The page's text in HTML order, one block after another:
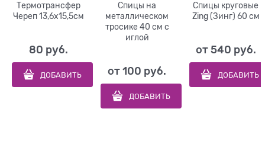
Термотрансфер
Череп 13,6х15,5см
80 руб.
ДОБАВИТЬ
Спицы на
металлическом
тросике 40 см с
иглой
от100 руб.
ДОБАВИТЬ
Спицы круговые
Zing (Зинг) 60 см
от 540 руб.
ДОБАВИТЬ